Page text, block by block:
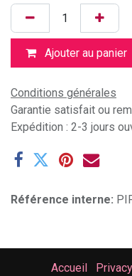
Ajouter au panier
Conditions générales
Garantie satisfait ou
Expédition : 2-3 jours
Référence interne:
Accueil